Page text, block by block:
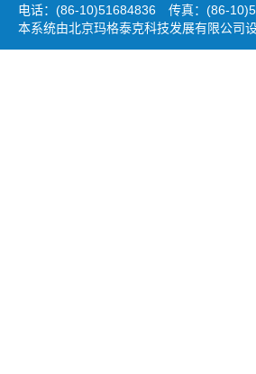
电话：(86-10)51684836 传真：(86-
本系统由北京玛格泰克科技发展有限公司